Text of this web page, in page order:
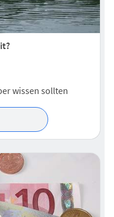
wissen sollten